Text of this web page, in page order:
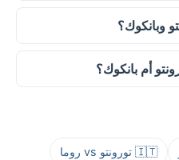
وبانكوك؟
أم بانكوك؟
🇮🇹 تورونتو vs روما